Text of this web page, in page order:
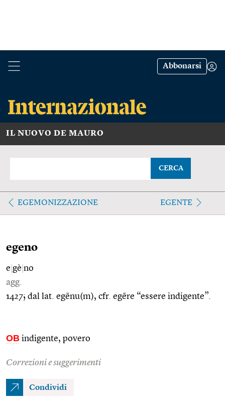
Abbonarsi
IL NUOVO DE MAURO
CERCA
EGEMONIZZAZIONE EGENTE
egeno
e gè no
agg.
1427; dal lat. egēnu(m), cfr. egēre “essere indigente”.
OB indigente, povero
Correzioni e suggerimenti
Condividi